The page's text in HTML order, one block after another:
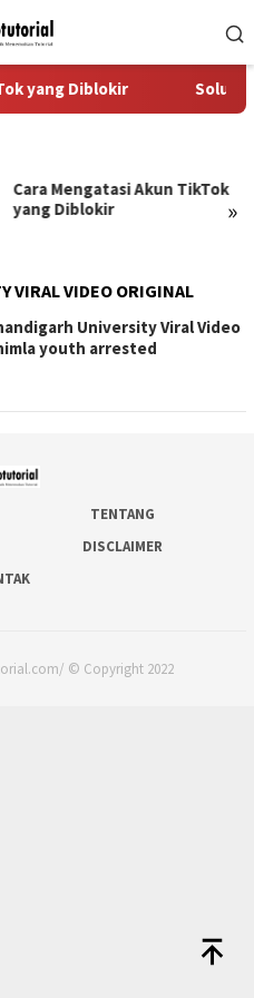
yang Diblokir Solusi
»
Cara Mengatasi Akun TikTok
yang Diblokir
VIRAL VIDEO ORIGINAL
University Viral Video
youth arrested
TENTANG
DISCLAIMER
© Copyright 2022